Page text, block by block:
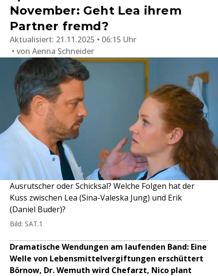
November: Geht Lea ihrem
Partner fremd?
Aktualisiert: 21.11.2025 • 06:15 Uhr
von Aenna Schneider
Ausrutscher oder Schicksal? Welche Folgen hat der
Kuss zwischen Lea (Sina-Valeska Jung) und Erik
(Daniel Buder)?
Bild: SAT.1
Dramatische Wendungen am laufenden Band: Eine
Welle von Lebensmittelvergiftungen erschüttert
Börnow, Dr. Wemuth wird Chefarzt, Nico plant